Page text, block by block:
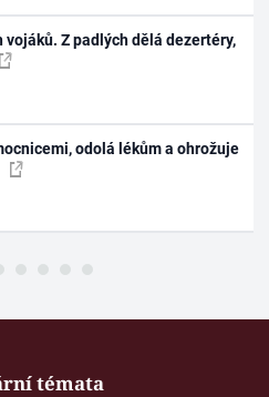
Z padlých dělá dezertéry,
odolá lékům a ohrožuje
témata